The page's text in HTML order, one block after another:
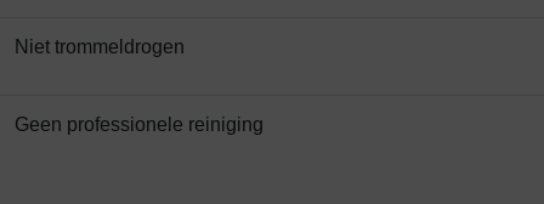
Niet trommeldrogen
Geen professionele reiniging